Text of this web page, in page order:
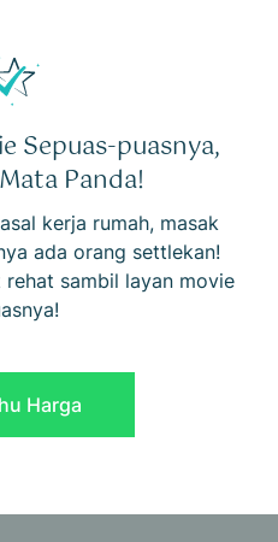
Sepuas-puasnya,
Panda!
kerja rumah, masak
ada orang settlekan!
sambil layan movie
Harga